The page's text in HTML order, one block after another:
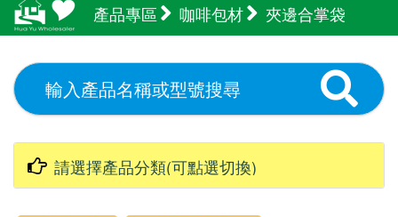
產品專區 咖啡包材 夾邊合掌袋